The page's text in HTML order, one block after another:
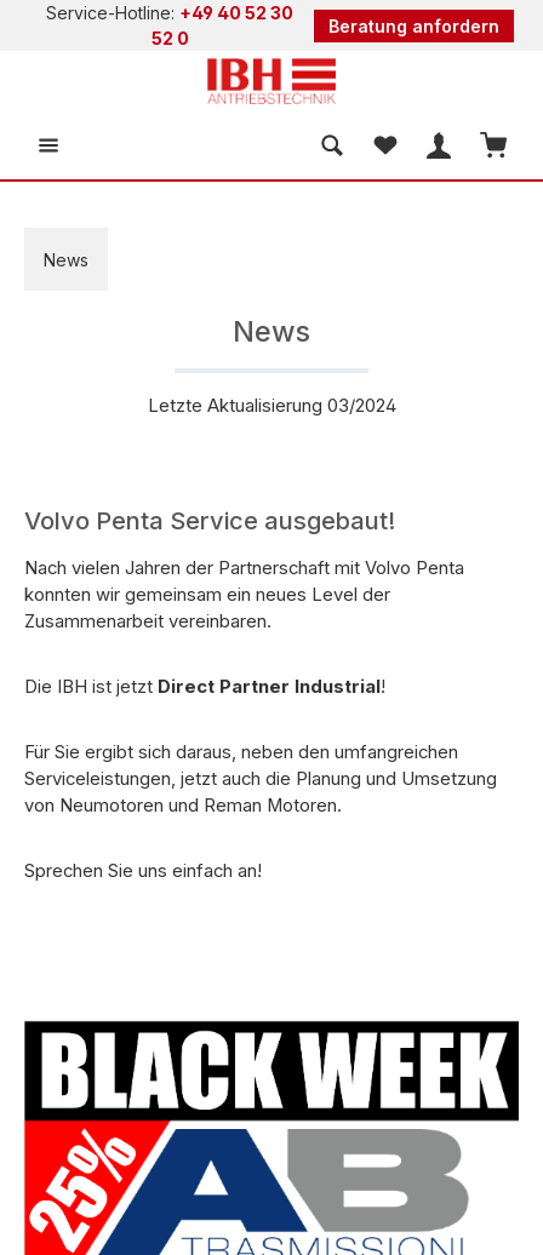
springen
Service-Hotline: +49 40 52 30
52 0
Beratung anfordern
Du hast 0
News
News
Letzte Aktualisierung 03/2024
Volvo Penta Service ausgebaut!
Nach vielen Jahren der Partnerschaft mit Volvo Penta
konnten wir gemeinsam ein neues Level der
Zusammenarbeit vereinbaren.
Die IBH ist jetzt Direct Partner Industrial!
Für Sie ergibt sich daraus, neben den umfangreichen
Serviceleistungen, jetzt auch die Planung und Umsetzung
von Neumotoren und Reman Motoren.
Sprechen Sie uns einfach an!